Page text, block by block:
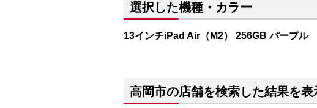
選択した機種・カラー
13インチiPad Air（M2） 256GB パープル
高岡市の店舗を検索した結果を